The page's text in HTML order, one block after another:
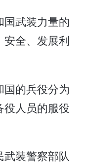
武装力量的
全、发展利
的兵役分为
人员的服役
装警察部队